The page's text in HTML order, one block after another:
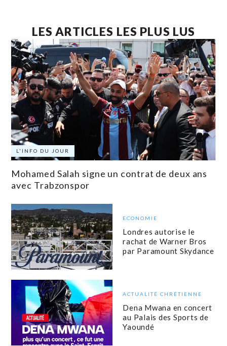
LES ARTICLES LES PLUS LUS
L'INFO DU JOUR
Mohamed Salah signe un contrat de deux ans
avec Trabzonspor
ECONOMIE
Londres autorise le
rachat de Warner Bros
par Paramount Skydance
ACTUALITÉ CHRÉTIENNE
Dena Mwana en concert
au Palais des Sports de
Yaoundé